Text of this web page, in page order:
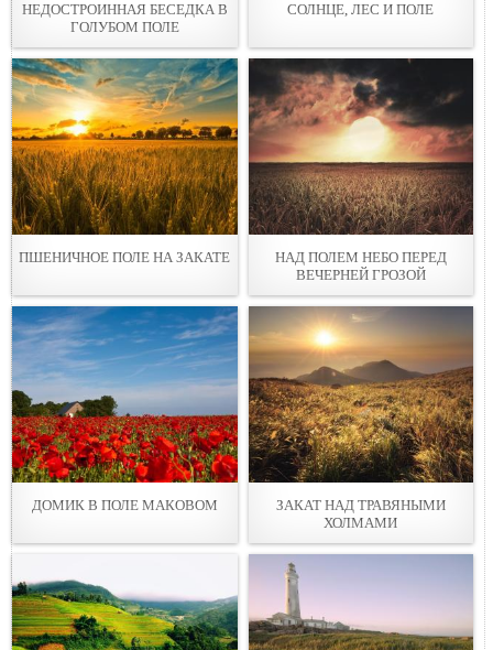
НЕДОСТРОИННАЯ БЕСЕДКА В
ГОЛУБОМ ПОЛЕ
СОЛНЦЕ, ЛЕС И ПОЛЕ
ПШЕНИЧНОЕ ПОЛЕ НА ЗАКАТЕ
НАД ПОЛЕМ НЕБО ПЕРЕД
ВЕЧЕРНЕЙ ГРОЗОЙ
ДОМИК В ПОЛЕ МАКОВОМ
ЗАКАТ НАД ТРАВЯНЫМИ
ХОЛМАМИ